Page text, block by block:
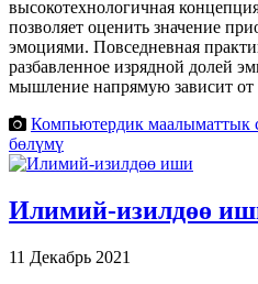
высокотехнологичная
позволяет оценить значение
эмоциями. Повседневная
разбавленное изрядной долей
мышление напрямую зависит
Компьютердик маалыматтык
бөлүмү
Илимий-изилдөө
11 Декабрь 2021